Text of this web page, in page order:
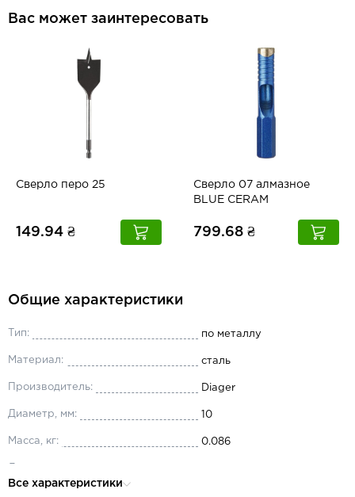
Вас может заинтересовать
Сверло перо 25
149.94 ₴
Сверло 07 алмазное
BLUE CERAM
799.68 ₴
Общие характеристики
Тип: по металлу
Материал: сталь
Производитель: Diager
Диаметр, мм: 10
Масса, кг: 0.086
Все характеристики